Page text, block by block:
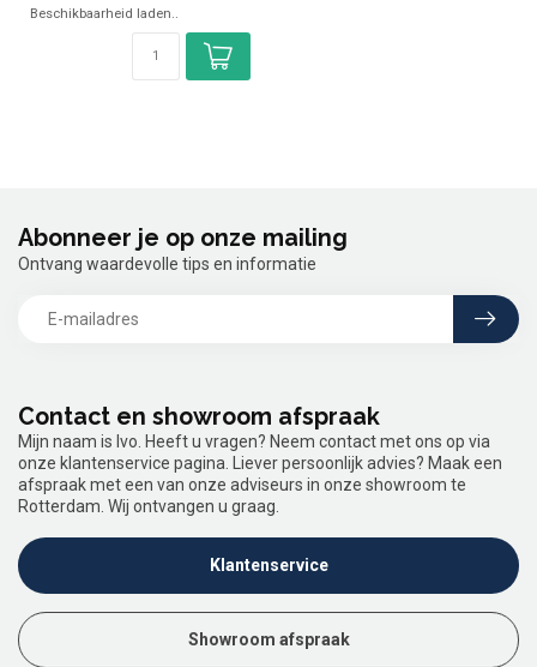
Beschikbaarheid laden..
Contact en showroom afspraak
Mijn naam is Ivo. Heeft u vragen? Neem contact met ons op via
onze klantenservice pagina. Liever persoonlijk advies? Maak een
afspraak met een van onze adviseurs in onze showroom te
Rotterdam. Wij ontvangen u graag.
Klantenservice
Showroom afspraak
Abonneer je op onze mailing
Ontvang waardevolle tips en informatie